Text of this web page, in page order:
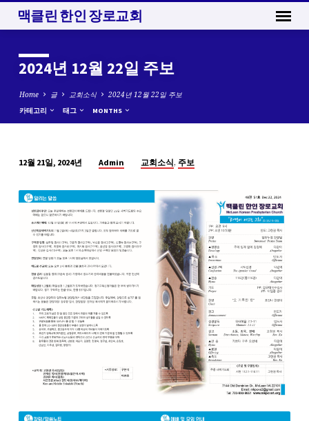
맥클린 한인 장로교회
2024년 12월 22일 주보
Home 글 교회소식 2024년 12월 22일 주보
카테고리 태그 MONTHS
년
12
월
22
일
주
보
12월 21일, 2024년 Admin 교회소식, 주보